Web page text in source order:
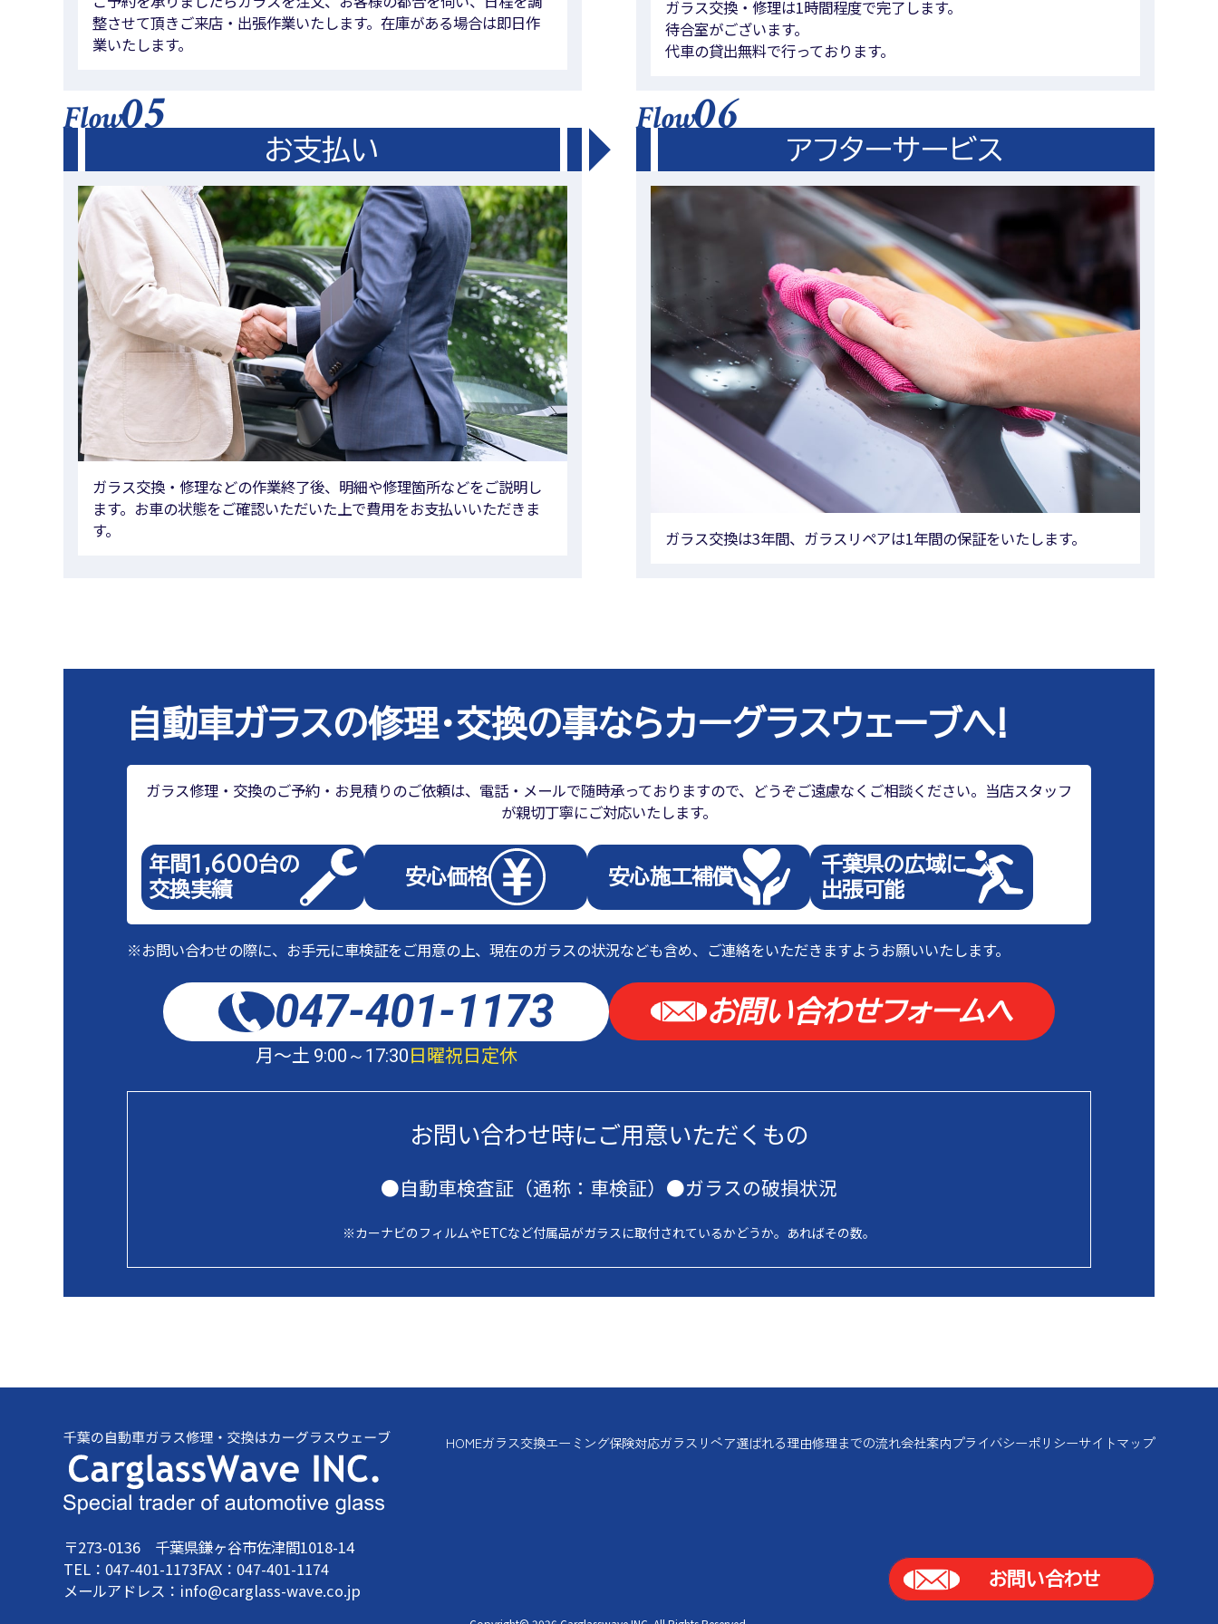
整させて頂きご来店・出張作業いたします。在庫がある場合は即日作
業いたします。
ガラス交換・修理は1時間程度で完了します。
待合室がございます。
代車の貸出無料で行っております。
Flow05
お支払い
ガラス交換・修理などの作業終了後、明細や修理箇所などをご説明し
ます。お車の状態をご確認いただいた上で費用をお支払いいただきま
す。
Flow06
アフターサービス
ガラス交換は3年間、ガラスリペアは1年間の保証をいたします。
自動車ガラスの修理・交換の事ならカーグラスウェーブへ!
ガラス修理・交換のご予約・お見積りのご依頼は、電話・メールで随時承っておりますので、どうぞご遠慮なくご相談ください。当店スタッフ
が親切丁寧にご対応いたします。
年間1,600台の
交換実績
安心価格 安心施工補償
千葉県の広域に
出張可能
※お問い合わせの際に、お手元に車検証をご用意の上、現在のガラスの状況なども含め、ご連絡をいただきますようお願いいたします。
047-401-1173
月～土 9:00～17:30日曜祝日定休
お問い合わせフォームへ
お問い合わせ時にご用意いただくもの
●自動車検査証（通称：車検証） ●ガラスの破損状況
※カーナビのフィルムやETCなど付属品がガラスに取付されているかどうか。あればその数。
〒273-0136 千葉県鎌ヶ谷市佐津間1018-14
TEL：047-401-1173FAX：047-401-1174
メールアドレス：info@carglass-wave.co.jp
HOMEガラス交換エーミング保険対応ガラスリペア選ばれる理由修理までの流れ会社案内プライバシーポリシーサイトマップ
お問い合わせ